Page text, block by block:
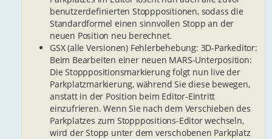
benutzerdefinierten Stopppositionen, sodass die
Standardformel einen sinnvollen Stopp an der
neuen Position neu berechnet.
GSX (alle Versionen) Fehlerbehebung: 3D-Parkeditor:
Beim Bearbeiten einer neuen MARS-Unterposition:
Die Stopppositionsmarkierung folgt nun live der
Parkplatzmarkierung, während Sie diese bewegen,
anstatt in der Position beim Editor-Eintritt
einzufrieren. Wenn Sie nach dem Verschieben des
Parkplatzes zum Stopppositions-Editor wechseln,
wird der Stopp unter dem verschobenen Parkplatz